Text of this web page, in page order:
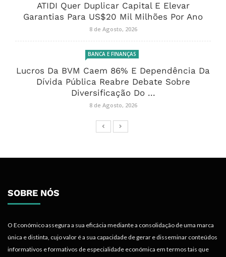
ATIDI Quer Duplicar Capital E Elevar
Garantias Para US$20 Mil Milhões Por Ano
8 de Agosto, 2026
BANCA E FINANÇAS
Lucros Da BVM Caem 86% E Dependência Da
Dívida Pública Reabre Debate Sobre
Diversificação Do ...
8 de Agosto, 2026
SOBRE NÓS
O Económico assegura a sua eficácia mediante a consolidação de uma marca
única e distinta, cujo valor é a sua capacidade de gerar e disseminar conteúdos
informativos e formativos de especialidade económica em termos tais que